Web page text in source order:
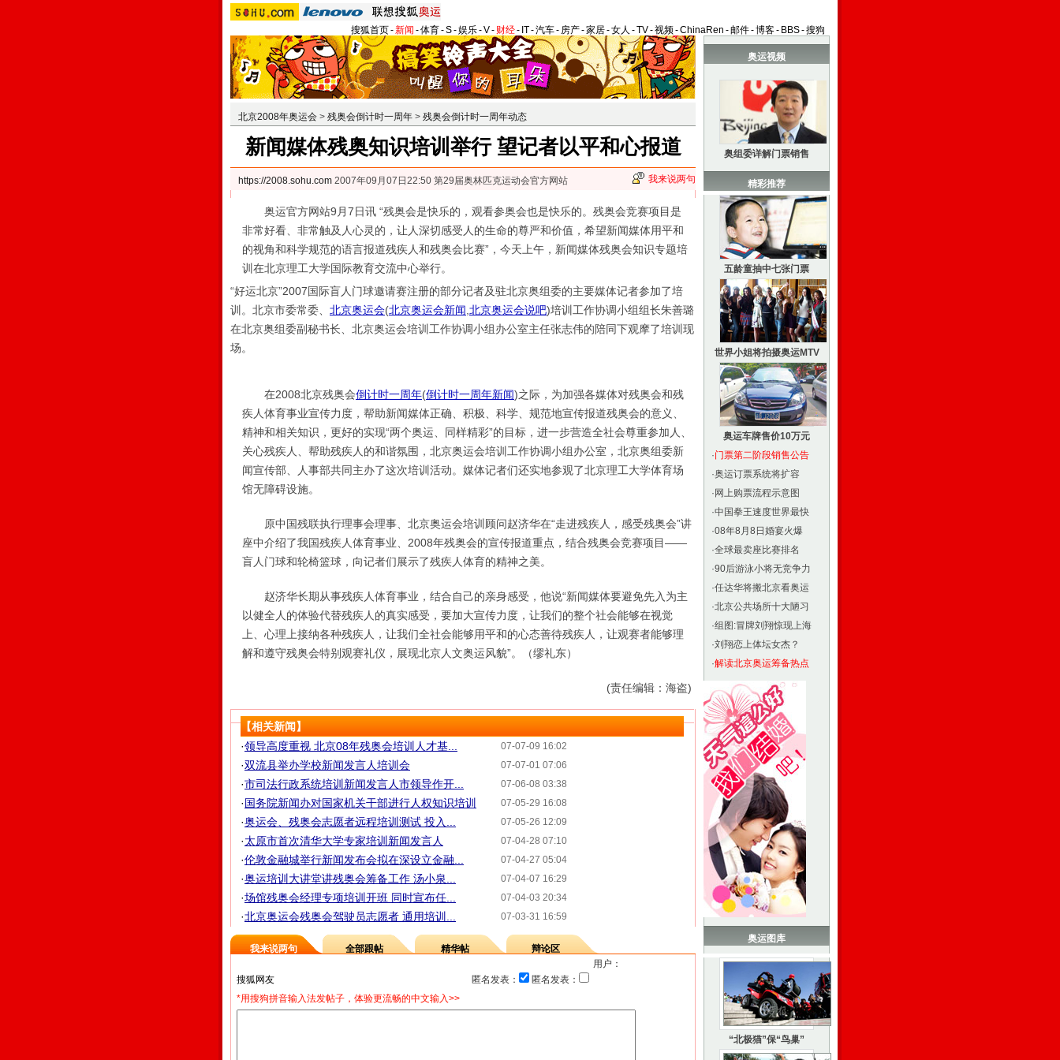
搜狐首页-新闻 -体育-S-娱乐-V- 财经- IT-汽车- 房产-家居-女人 -TV-视频-ChinaRen -邮件-博客- BBS-搜狗
北京2008年奥运会 > 残奥会倒计时一周年 > 残奥会倒计时一周年动态
新闻媒体残奥知识培训举行 望记者以平和心报道
https://2008.sohu.com 2007年09月07日22:50 第29届奥林匹克运动会官方网站 我来说两句
奥运官方网站9月7日讯 “残奥会是快乐的，观看参奥会也是快乐的。残奥会竞赛项目是
非常好看、非常触及人心灵的，让人深切感受人的生命的尊严和价值，希望新闻媒体用平和
的视角和科学规范的语言报道残疾人和残奥会比赛”，今天上午，新闻媒体残奥会知识专题培
训在北京理工大学国际教育交流中心举行。
“好运北京”2007国际盲人门球邀请赛注册的部分记者及驻北京奥组委的主要媒体记者参加了培
训。北京市委常委、 北京奥运会(北京奥运会新闻 北京奥运会说吧)培训工作协调小组组长朱善璐
在北京奥组委副秘书长、北京奥运会培训工作协调小组办公室主任张志伟的陪同下观摩了培训现
场。
在2008北京残奥会倒计时一周年(倒计时一周年新闻)之际，为加强各媒体对残奥会和残
疾人体育事业宣传力度，帮助新闻媒体正确、积极、科学、规范地宣传报道残奥会的意义、
精神和相关知识，更好的实现“两个奥运、同样精彩”的目标，进一步营造全社会尊重参加人、
关心残疾人、帮助残疾人的和谐氛围，北京奥运会培训工作协调小组办公室，北京奥组委新
闻宣传部、人事部共同主办了这次培训活动。媒体记者们还实地参观了北京理工大学体育场
馆无障碍设施。
原中国残联执行理事会理事、北京奥运会培训顾问赵济华在“走进残疾人，感受残奥会”讲
座中介绍了我国残疾人体育事业、2008年残奥会的宣传报道重点，结合残奥会竞赛项目——
盲人门球和轮椅篮球，向记者们展示了残疾人体育的精神之美。
赵济华长期从事残疾人体育事业，结合自己的亲身感受，他说“新闻媒体要避免先入为主
以健全人的体验代替残疾人的真实感受，要加大宣传力度，让我们的整个社会能够在视觉
上、心理上接纳各种残疾人，让我们全社会能够用平和的心态善待残疾人，让观赛者能够理
解和遵守残奥会特别观赛礼仪，展现北京人文奥运风貌”。（缪礼东）
(责任编辑：海盗)
【相关新闻】
07-07-09 16:02
·领导高度重视 北京08年残奥会培训人才基...
07-07-01 07:06
·双流县举办学校新闻发言人培训会
07-06-08 03:38
·市司法行政系统培训新闻发言人市领导作开...
07-05-29 16:08
·国务院新闻办对国家机关干部进行人权知识培训
07-05-26 12:09
·奥运会、残奥会志愿者远程培训测试 投入...
07-04-28 07:10
·太原市首次清华大学专家培训新闻发言人
07-04-27 05:04
·伦敦金融城举行新闻发布会拟在深设立金融...
07-04-07 16:29
·奥运培训大讲堂讲残奥会筹备工作 汤小泉...
07-04-03 20:34
·场馆残奥会经理专项培训开班 同时宣布任...
07-03-31 16:59
·北京奥运会残奥会驾驶员志愿者 通用培训...
我来说两句 全部跟帖 精华帖
辩论区
用户：
匿名发表：
匿名发表：
*用搜狗拼音输入法发帖子，体验更流畅的中文输入>>
奥运视频
奥组委详解门票销售
精彩推荐
五龄童抽中七张门票
世界小姐将拍摄奥运MTV
奥运车牌售价10万元
·门票第二阶段销售公告
·奥运订票系统将扩容
· 网上购票流程示意图
·中国拳王速度世界最快
·08年8月8日婚宴火爆
·全球最卖座比赛排名
·90后游泳小将无竞争力
·任达华将搬北京看奥运
·北京公共场所十大陋习
·组图:冒牌刘翔惊现上海
·刘翔恋上体坛女杰？
·解读北京奥运筹备热点
奥运图库
“北极猫”保“鸟巢”